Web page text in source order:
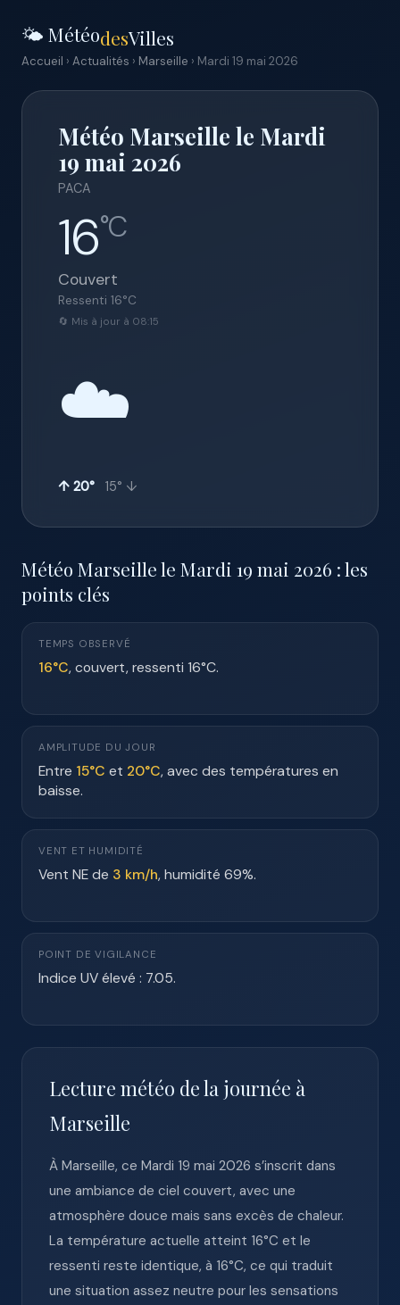
🌤️ MétéodesVilles
Accueil › Actualités › Marseille › Mardi 19 mai 2026
Météo Marseille le Mardi
19 mai 2026
PACA
16°C
Couvert
Ressenti 16°C
🔄 Mis à jour à 08:15
☁️
↑ 20° 15° ↓
Météo Marseille le Mardi 19 mai 2026 : les
points clés
TEMPS OBSERVÉ
16°C, couvert, ressenti 16°C.
AMPLITUDE DU JOUR
Entre 15°C et 20°C, avec des températures en
baisse.
VENT ET HUMIDITÉ
Vent NE de 3 km/h, humidité 69%.
POINT DE VIGILANCE
Indice UV élevé : 7.05.
Lecture météo de la journée à
Marseille
À Marseille, ce Mardi 19 mai 2026 s’inscrit dans
une ambiance de ciel couvert, avec une
atmosphère douce mais sans excès de chaleur.
La température actuelle atteint 16°C et le
ressenti reste identique, à 16°C, ce qui traduit
une situation assez neutre pour les sensations